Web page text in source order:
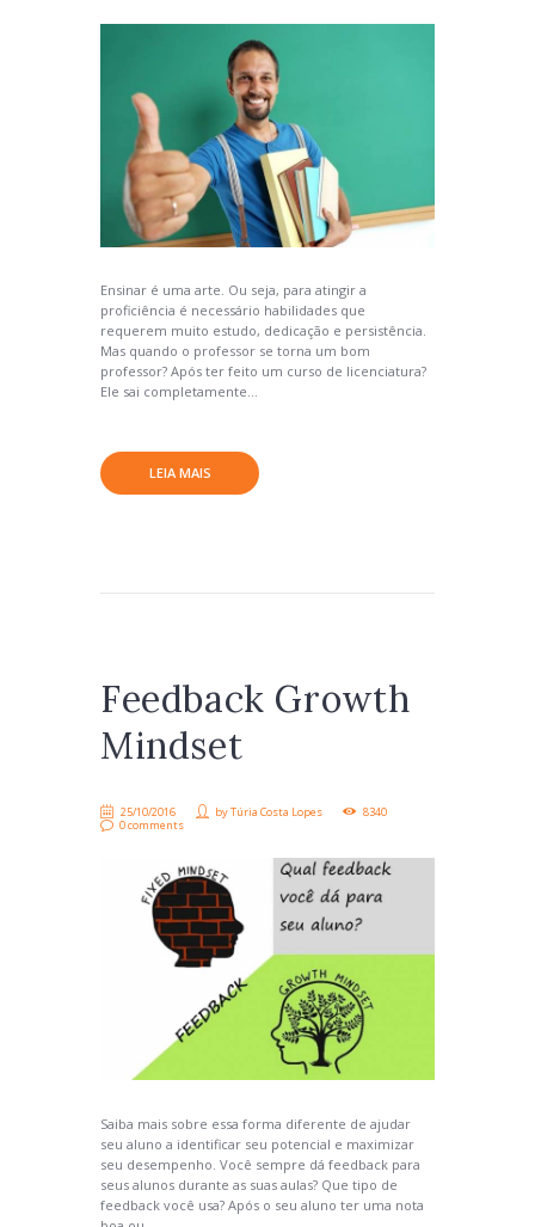
Ensinar é uma arte. Ou seja, para atingir a
proficiência é necessário habilidades que
requerem muito estudo, dedicação e persistência.
Mas quando o professor se torna um bom
professor? Após ter feito um curso de licenciatura?
Ele sai completamente...
LEIA MAIS
Feedback Growth
Mindset
25/10/2016 byTúria Costa Lopes
8340
0 comments
Saiba mais sobre essa forma diferente de ajudar
seu aluno a identificar seu potencial e maximizar
seu desempenho. Você sempre dá feedback para
seus alunos durante as suas aulas? Que tipo de
feedback você usa? Após o seu aluno ter uma nota